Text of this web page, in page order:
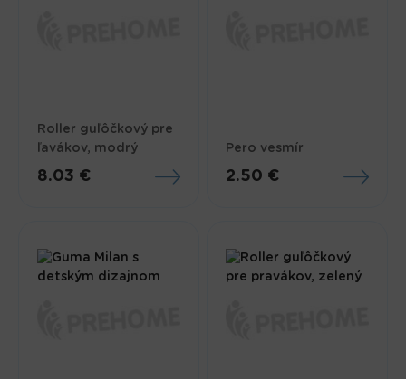
Roller guľôčkový pre
ľavákov, modrý
8.03 €
Pero vesmír
2.50 €